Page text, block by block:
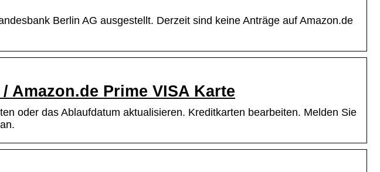
Berlin AG ausgestellt. Derzeit sind keine Anträge auf Amazon.de
Amazon.de Prime VISA Karte
oder das Ablaufdatum aktualisieren. Kreditkarten bearbeiten. Melden Sie